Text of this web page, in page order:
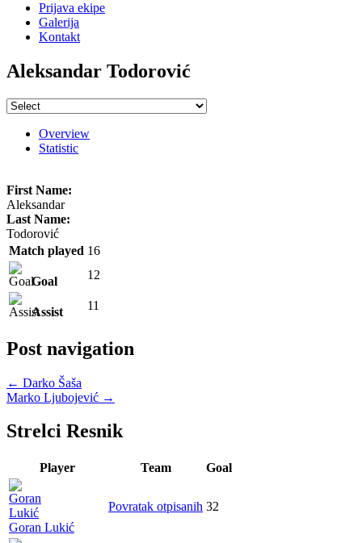
Prijava ekipe
Galerija
Kontakt
Aleksandar Todorović
Overview
Statistic
First Name:
Aleksandar
Last Name:
Todorović
Match played 16
Goal 12
Assist 11
Post navigation
← Darko Šaša
Marko Ljubojević →
Strelci Resnik
Player Team Goal
Goran Lukić
Povratak otpisanih 32